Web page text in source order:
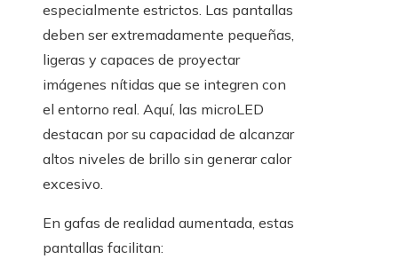
especialmente estrictos. Las pantallas
deben ser extremadamente pequeñas,
ligeras y capaces de proyectar
imágenes nítidas que se integren con
el entorno real. Aquí, las microLED
destacan por su capacidad de alcanzar
altos niveles de brillo sin generar calor
excesivo.
En gafas de realidad aumentada, estas
pantallas facilitan: